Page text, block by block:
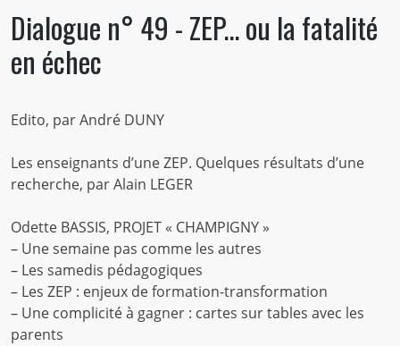
Dialogue n° 49 - ZEP... ou la fatalité
en échec
Edito, par André DUNY
Les enseignants d’une ZEP. Quelques résultats d’une
recherche, par Alain LEGER
Odette BASSIS, PROJET « CHAMPIGNY »
– Une semaine pas comme les autres
– Les samedis pédagogiques
– Les ZEP : enjeux de formation-transformation
– Une complicité à gagner : cartes sur tables avec les
parents